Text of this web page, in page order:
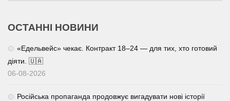
ОСТАННІ НОВИНИ
«Едельвейс» чекає. Контракт 18–24 — для тих, хто готовий
діяти. 🇺🇦
06-08-2026
Російська пропаганда продовжує вигадувати нові історії